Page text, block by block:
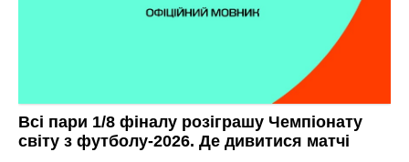
Всі пари 1/8 фіналу розіграшу Чемпіонату
світу з футболу-2026. Де дивитися матчі